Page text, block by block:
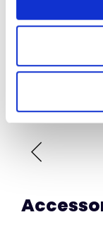
Grado di
Controllo